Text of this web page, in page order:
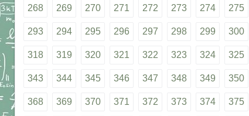
268 269 270 271 272 273 274 275
293 294 295 296 297 298 299 300
318 319 320 321 322 323 324 325
343 344 345 346 347 348 349 350
368 369 370 371 372 373 374 375